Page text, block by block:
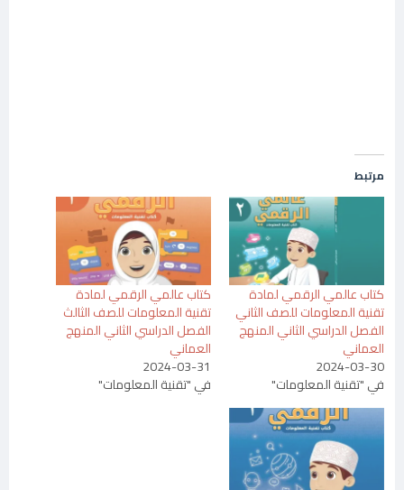
مرتبط
كتاب عالمي الرقمي لمادة
تقنية المعلومات للصف الثاني
الفصل الدراسي الثاني المنهج
العماني
2024-03-30
في "تقنية المعلومات"
كتاب عالمي الرقمي لمادة
تقنية المعلومات للصف الثالث
الفصل الدراسي الثاني المنهج
العماني
2024-03-31
في "تقنية المعلومات"